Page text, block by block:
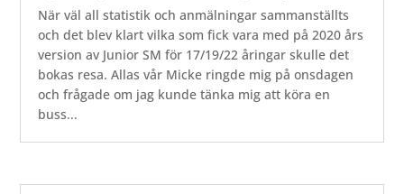
När väl all statistik och anmälningar sammanställts
och det blev klart vilka som fick vara med på 2020 års
version av Junior SM för 17/19/22 åringar skulle det
bokas resa. Allas vår Micke ringde mig på onsdagen
och frågade om jag kunde tänka mig att köra en
buss...